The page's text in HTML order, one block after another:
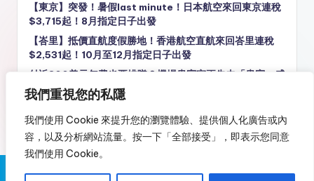
我們重視您的私隱
我們使用 Cookie 來提升您的瀏覽體驗、提供個人化廣告或內
容，以及分析網站流量。按一下「全部接受」，即表示您同意
我們使用 Cookie。
【東京】突發！暑假last minute！日本航空來回東京連稅
$3,715起！8月指定日子出發
【峇里】抵價直航度假勝地！香港航空直航來回峇里連稅
$2,531起！10月至12月指定日子出發
付近800美元年費也要排隊？機場貴賓室正失去「貴賓」感
【台北】價錢都唔錯！台北4日3夜套票，包星宇來回機票
Copyright 2026 —又飛啦！Flyagain.la . All rights reserved.